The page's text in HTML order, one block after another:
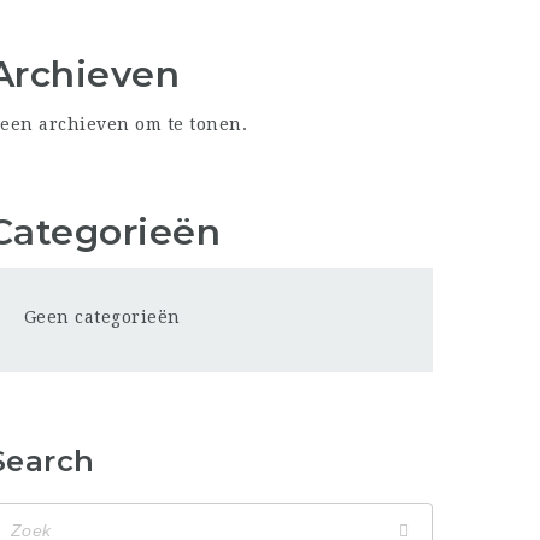
archieven om te tonen.
Geen categorieën